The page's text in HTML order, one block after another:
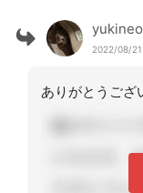
yukineo
2022/08/